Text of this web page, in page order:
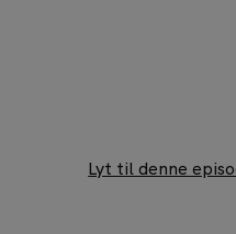
Lyt til denne